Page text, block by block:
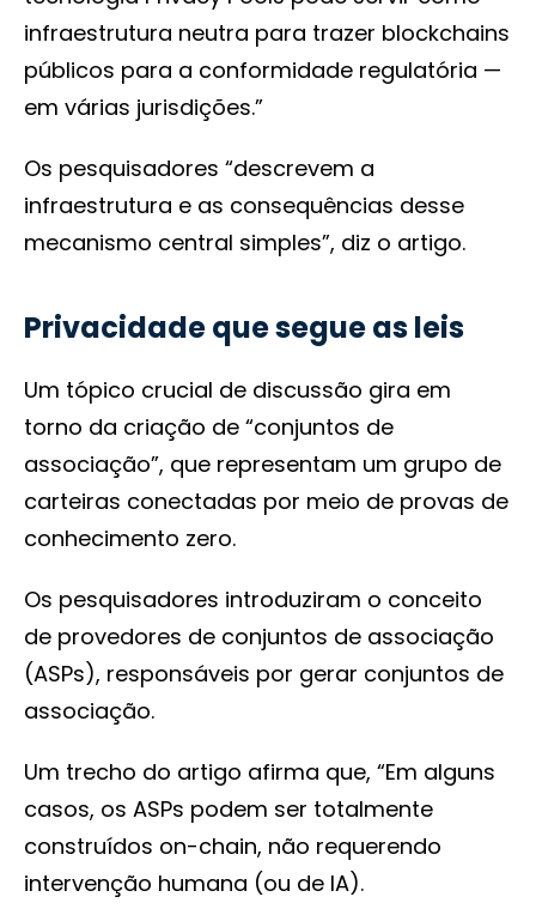
infraestrutura neutra para trazer blockchains
públicos para a conformidade regulatória —
em várias jurisdições.”
Os pesquisadores “descrevem a
infraestrutura e as consequências desse
mecanismo central simples”, diz o artigo.
Privacidade que segue as leis
Um tópico crucial de discussão gira em
torno da criação de “conjuntos de
associação”, que representam um grupo de
carteiras conectadas por meio de provas de
conhecimento zero.
Os pesquisadores introduziram o conceito
de provedores de conjuntos de associação
(ASPs), responsáveis por gerar conjuntos de
associação.
Um trecho do artigo afirma que, “Em alguns
casos, os ASPs podem ser totalmente
construídos on-chain, não requerendo
intervenção humana (ou de IA).